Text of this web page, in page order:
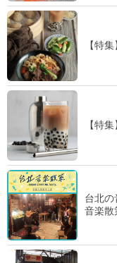
【特
【特
台北の
音楽散